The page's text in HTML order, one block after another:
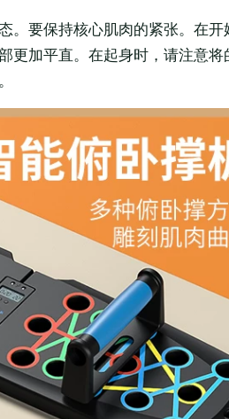
。要保持核心肌肉的紧张。在开
更加平直。在起身时，请注意将